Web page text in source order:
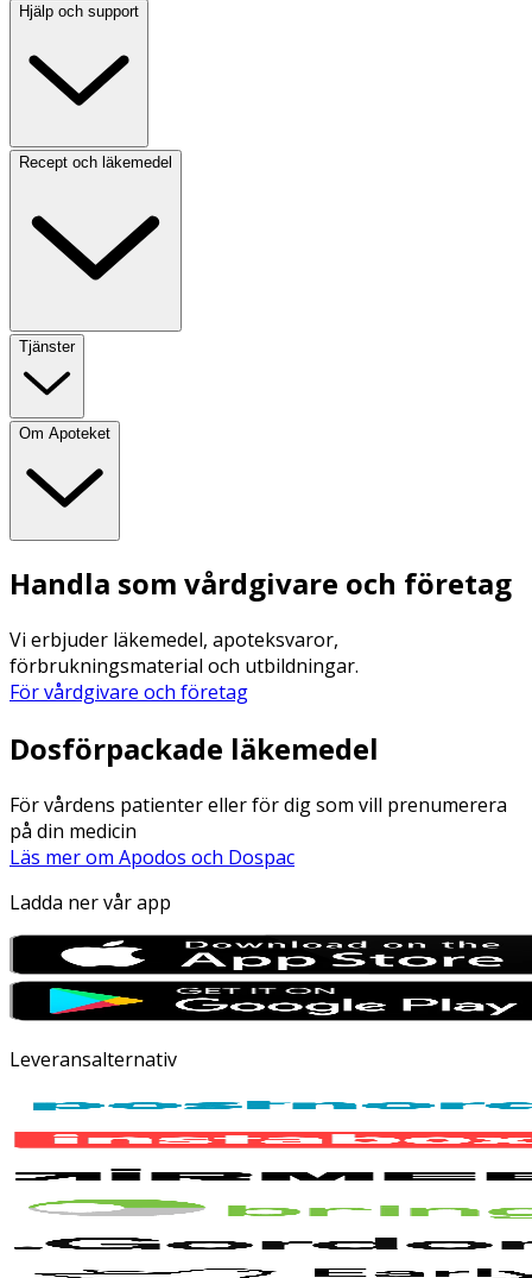
Hjälp och support
Recept och läkemedel
Tjänster
Om Apoteket
Handla som vårdgivare och företag
Vi erbjuder läkemedel, apoteksvaror,
förbrukningsmaterial och utbildningar.
För vårdgivare och företag
Dosförpackade läkemedel
För vårdens patienter eller för dig som vill prenumerera
på din medicin
Läs mer om Apodos och Dospac
Ladda ner vår app
Leveransalternativ